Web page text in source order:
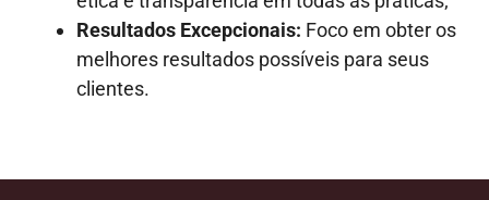
Resultados Excepcionais: Foco em obter os
melhores resultados possíveis para seus
clientes.